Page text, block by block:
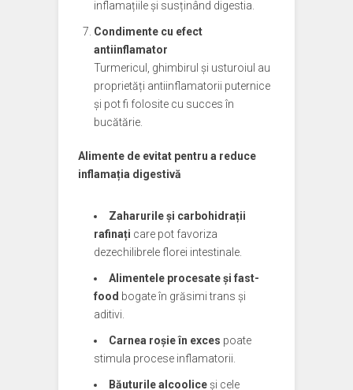
inflamațiile și susținând digestia.
Condimente cu efect
antiinflamator
Turmericul, ghimbirul și usturoiul au
proprietăți antiinflamatorii puternice
și pot fi folosite cu succes în
bucătărie.
Alimente de evitat pentru a reduce
inflamația digestivă
Zaharurile și carbohidrații
rafinați care pot favoriza
dezechilibrele florei intestinale.
Alimentele procesate și fast-
food bogate în grăsimi trans și
aditivi.
Carnea roșie în exces poate
stimula procese inflamatorii.
Băuturile alcooliceși cele